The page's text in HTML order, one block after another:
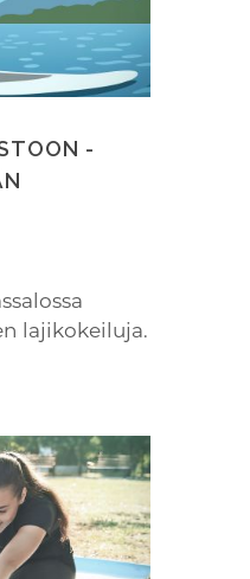
-
lajikokeiluja.